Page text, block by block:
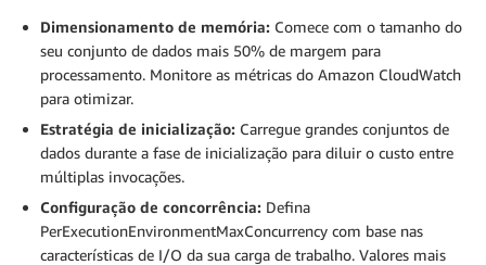
Dimensionamento de memória: Comece com o tamanho do
seu conjunto de dados mais 50% de margem para
processamento. Monitore as métricas do Amazon CloudWatch
para otimizar.
Estratégia de inicialização: Carregue grandes conjuntos de
dados durante a fase de inicialização para diluir o custo entre
múltiplas invocações.
Configuração de concorrência: Defina
PerExecutionEnvironmentMaxConcurrency com base nas
características de I/O da sua carga de trabalho. Valores mais